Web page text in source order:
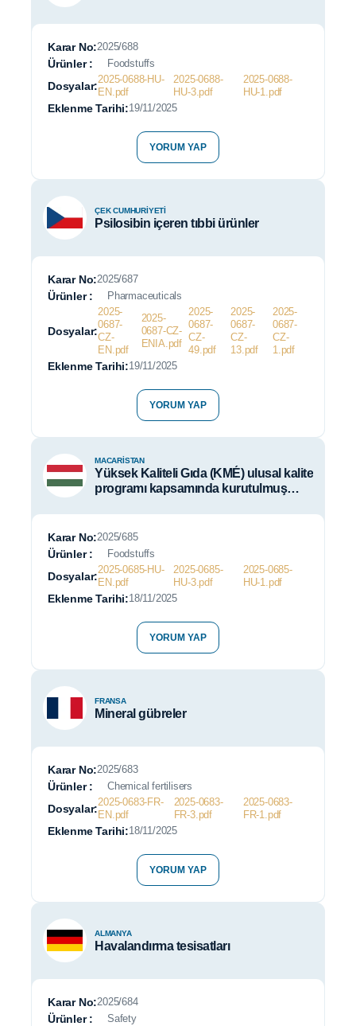
Karar No:2025/688
Ürünler : Foodstuffs
Dosyalar:
2025-0688-HU-
EN.pdf
2025-0688-
HU-3.pdf
2025-0688-
HU-1.pdf
Eklenme Tarihi:19/11/2025
YORUM YAP
ÇEK CUMHURIYETI
Psilosibin içeren tıbbi ürünler
Karar No:2025/687
Ürünler : Pharmaceuticals
Dosyalar:
2025-
0687-
CZ-
EN.pdf
2025-
0687-CZ-
ENIA.pdf
2025-
0687-
CZ-
49.pdf
2025-
0687-
CZ-
13.pdf
2025-
0687-
CZ-
1.pdf
Eklenme Tarihi:19/11/2025
YORUM YAP
MACARISTAN
Yüksek Kaliteli Gıda (KMÉ) ulusal kalite
programı kapsamında kurutulmuş
Karar No:2025/685
Ürünler : Foodstuffs
Dosyalar:
2025-0685-HU-
EN.pdf
2025-0685-
HU-3.pdf
2025-0685-
HU-1.pdf
Eklenme Tarihi:18/11/2025
YORUM YAP
FRANSA
Mineral gübreler
Karar No:2025/683
Ürünler : Chemical fertilisers
Dosyalar:
2025-0683-FR-
EN.pdf
2025-0683-
FR-3.pdf
2025-0683-
FR-1.pdf
Eklenme Tarihi:18/11/2025
YORUM YAP
ALMANYA
Havalandırma tesisatları
Karar No:2025/684
Ürünler : Safety